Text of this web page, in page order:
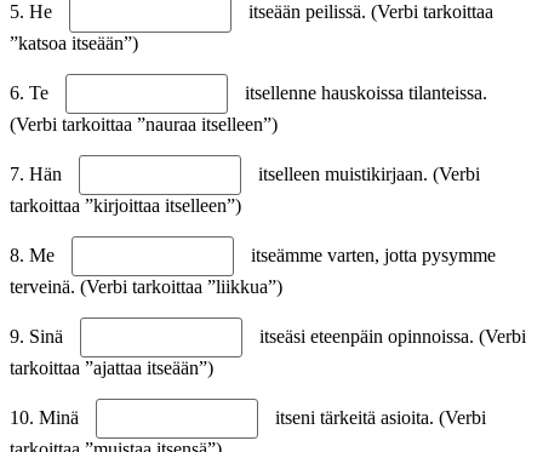
5. He
itseään peilissä. (Verbi tarkoittaa
”katsoa itseään”)
6. Te
itsellenne hauskoissa tilanteissa.
(Verbi tarkoittaa ”nauraa itselleen”)
7. Hän
itselleen muistikirjaan. (Verbi
tarkoittaa ”kirjoittaa itselleen”)
8. Me
itseämme varten, jotta pysymme
terveinä. (Verbi tarkoittaa ”liikkua”)
9. Sinä
itseäsi eteenpäin opinnoissa. (Verbi
tarkoittaa ”ajattaa itseään”)
10. Minä
itseni tärkeitä asioita. (Verbi